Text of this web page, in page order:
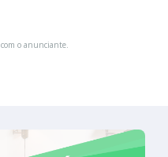
com o anunciante.